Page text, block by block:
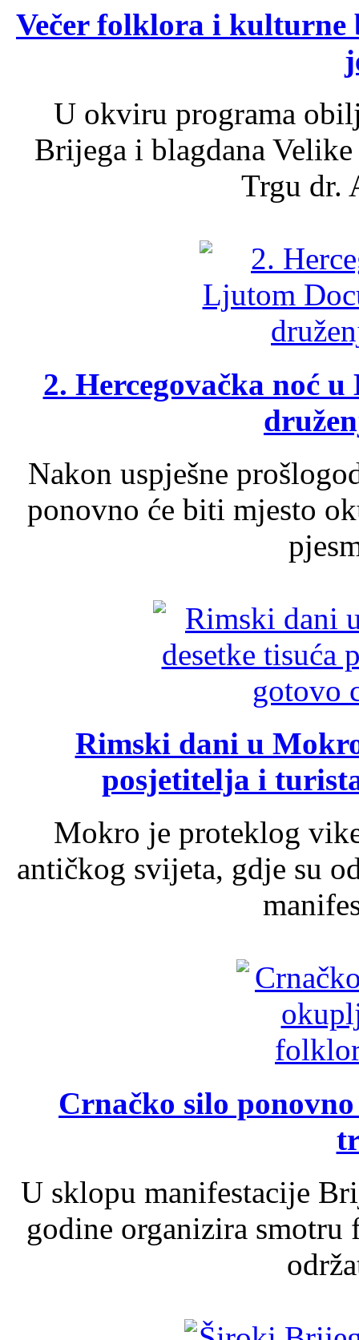
Večer folklora i kulturne
U okviru programa
Brijega i blagdana
Trgu dr.
2. Hercegovačka noć
Nakon uspješne
ponovno će biti mjesto
Rimski dani u
posjetitelja i
Mokro je proteklog
antičkog svijeta, gdje su
Crnačko silo
U sklopu manifestacije
godine organizira